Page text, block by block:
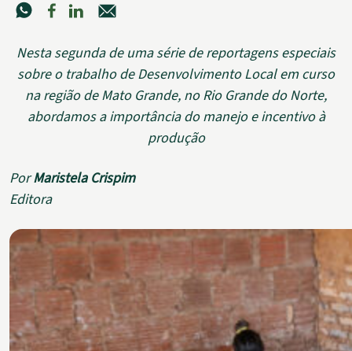
Nesta segunda de uma série de reportagens especiais
sobre o trabalho de Desenvolvimento Local em curso
na região de Mato Grande, no Rio Grande do Norte,
abordamos a importância do manejo e incentivo à
produção
PorMaristela Crispim
Editora